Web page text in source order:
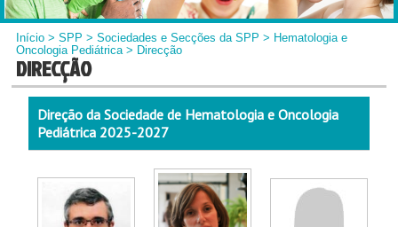
Início >SPP >Sociedades e Secções da SPP > Hematologia e
Oncologia Pediátrica> Direcção
DIRECÇÃO
Direção da Sociedade de Hematologia e Oncologia
Pediátrica 2025-2027